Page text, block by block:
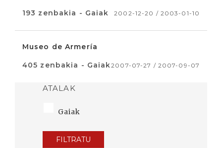
193 zenbakia - Gaiak 2002-12-20 / 2003-01-10
Museo de Armería
405 zenbakia - Gaiak2007-07-27 / 2007-09-07
ATALAK
Gaiak
FILTRATU